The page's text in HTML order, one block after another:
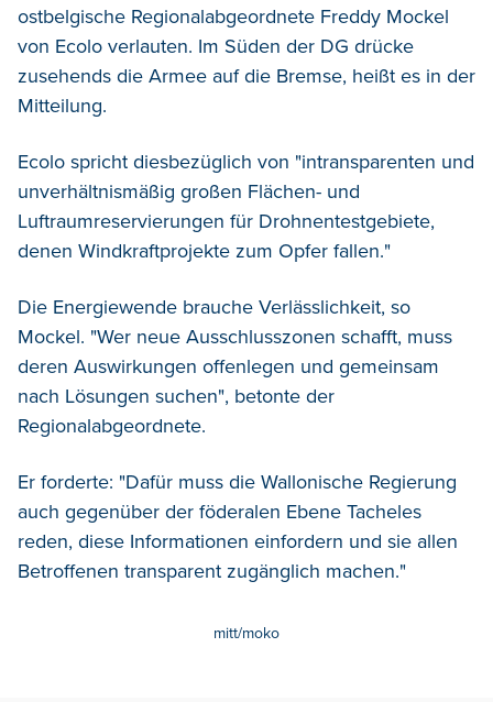
ostbelgische Regionalabgeordnete Freddy Mockel
von Ecolo verlauten. Im Süden der DG drücke
zusehends die Armee auf die Bremse, heißt es in der
Mitteilung.
Ecolo spricht diesbezüglich von "intransparenten und
unverhältnismäßig großen Flächen- und
Luftraumreservierungen für Drohnentestgebiete,
denen Windkraftprojekte zum Opfer fallen."
Die Energiewende brauche Verlässlichkeit, so
Mockel. "Wer neue Ausschlusszonen schafft, muss
deren Auswirkungen offenlegen und gemeinsam
nach Lösungen suchen", betonte der
Regionalabgeordnete.
Er forderte: "Dafür muss die Wallonische Regierung
auch gegenüber der föderalen Ebene Tacheles
reden, diese Informationen einfordern und sie allen
Betroffenen transparent zugänglich machen."
mitt/moko